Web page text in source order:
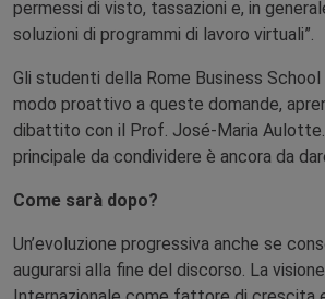
permessi di visto, tassazioni e, in
soluzioni di programmi di lavoro virtuali”.
Gli studenti della Rome Business
modo proattivo a queste domande,
dibattito con il Prof. José-Maria
principale da condividere è ancora da
Come sarà dopo?
Un’evoluzione progressiva anche se
augurarsi alla fine del discorso. La